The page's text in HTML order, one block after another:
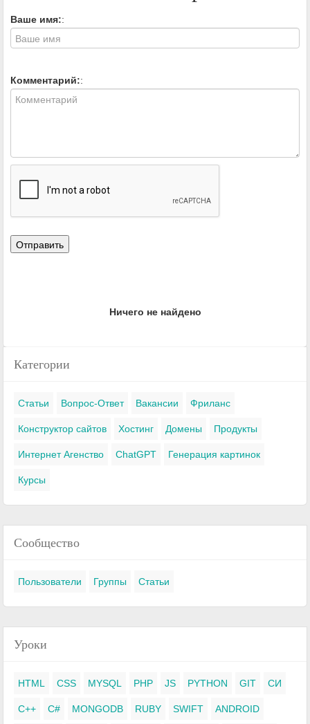
Ваше имя::
Комментарий::
Ничего не найдено
Категории
Статьи Вопрос-Ответ Вакансии Фриланс
Конструктор сайтов Хостинг Домены Продукты
Интернет Агенство ChatGPT Генерация картинок
Курсы
Сообщество
Пользователи Группы Статьи
Уроки
HTML CSS MYSQL PHP JS PYTHON GIT СИ
C++ C# MONGODB RUBY SWIFT ANDROID